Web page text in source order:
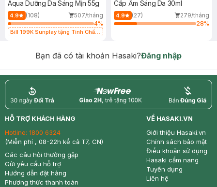
Aqua Dưỡng Da Sáng Mịn 55g
4.9 (108)
507/tháng
4%
Bill 199K Sunplay tặng Tinh Chất
Cấp Ẩm Sáng Da 30ml
4.9 (27)
279/tháng
28%
Bạn đã có tài khoản Hasaki?Đăng nhập
return nowfree price
HỖ TRỢ KHÁCH HÀNG
Hotline: 1800 6324
(Miễn phí , 08-22h kể cả T7, CN)
Các câu hỏi thường gặp
Gửi yêu cầu hỗ trợ
Hướng dẫn đặt hàng
Phương thức thanh toán
VỀ HASAKI.VN
Giới thiệu Hasaki.vn
Chính sách bảo mật
Điều khoản sử dụng
Hasaki cẩm nang
Tuyển dụng
Liên hệ